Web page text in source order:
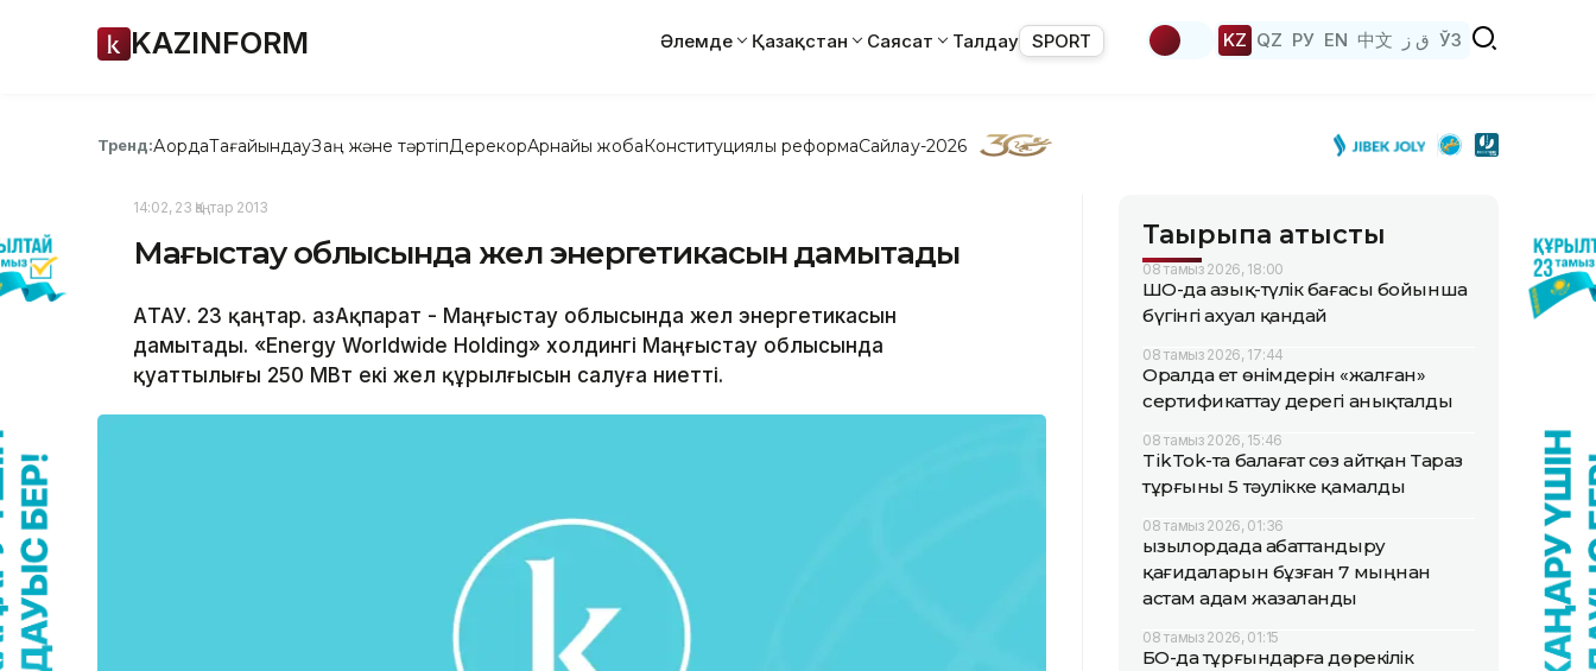
KAZINFORM Әлемде Қазақстан Саясат Талдау SPORT KZ QZ РУ EN 中文 ق ز ЎЗ
Тренд:АқордаТағайындауЗаң және тәртіпДерекқорАрнайы жобаКонституциялық реформаСайлау-2026
14:02, 23 Қаңтар 2013
Маңғыстау облысында жел энергетикасын дамытады
АҚТАУ. 23 қаңтар. ҚазАқпарат - Маңғыстау облысында жел энергетикасын
дамытады. «Energy Worldwide Holding» холдингі Маңғыстау облысында
қуаттылығы 250 МВт екі жел құрылғысын салуға ниетті.
Тақырыпқа қатысты
08 тамыз 2026, 18:00
ШҚО-да азық-түлік бағасы бойынша
бүгінгі ахуал қандай
08 тамыз 2026, 17:44
Оралда ет өнімдерін «жалған»
сертификаттау дерегі анықталды
08 тамыз 2026, 15:46
TikTok-та балағат сөз айтқан Тараз
тұрғыны 5 тәулікке қамалды
08 тамыз 2026, 01:36
Қызылордада абаттандыру
қағидаларын бұзған 7 мыңнан
астам адам жазаланды
08 тамыз 2026, 01:15
БҚО-да тұрғындарға дөрекілік